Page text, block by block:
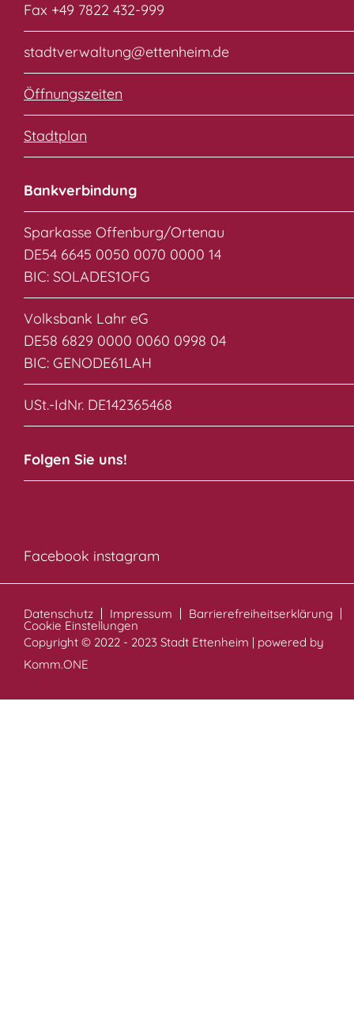
Fax +49 7822 432-999
stadtverwaltung@ettenheim.de
Öffnungszeiten
Stadtplan
Bankverbindung
Sparkasse Offenburg/Ortenau
DE54 6645 0050 0070 0000 14
BIC: SOLADES1OFG
Volksbank Lahr eG
DE58 6829 0000 0060 0998 04
BIC: GENODE61LAH
USt.-IdNr. DE142365468
Folgen Sie uns!
Facebook instagram
Datenschutz Impressum Barrierefreiheitserklärung
Cookie Einstellungen
Copyright © 2022 - 2023 Stadt Ettenheim | powered by
Komm.ONE